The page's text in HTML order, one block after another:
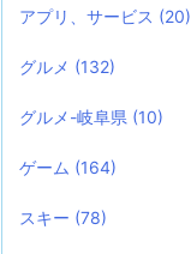
アプリ、サービス (20)
グルメ (132)
グルメ-岐阜県 (10)
ゲーム (164)
スキー (78)